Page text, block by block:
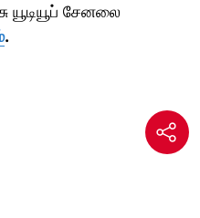
யூடியூப் சேனலை
.